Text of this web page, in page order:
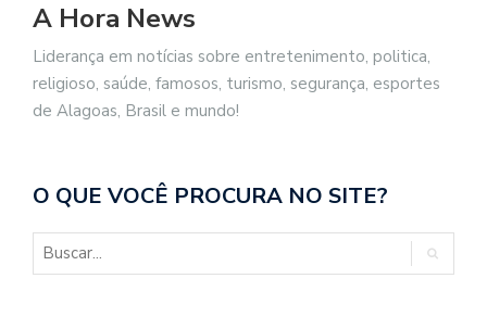
A Hora News
Liderança em notícias sobre entretenimento, politica,
religioso, saúde, famosos, turismo, segurança, esportes
de Alagoas, Brasil e mundo!
O QUE VOCÊ PROCURA NO SITE?